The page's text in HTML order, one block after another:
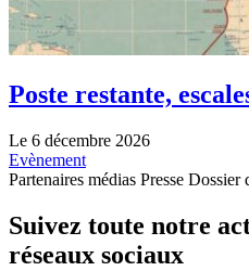
Poste restante,
Le 6 décembre 2026
Evènement
Partenaires médias Presse
Suivez toute notre
réseaux sociaux